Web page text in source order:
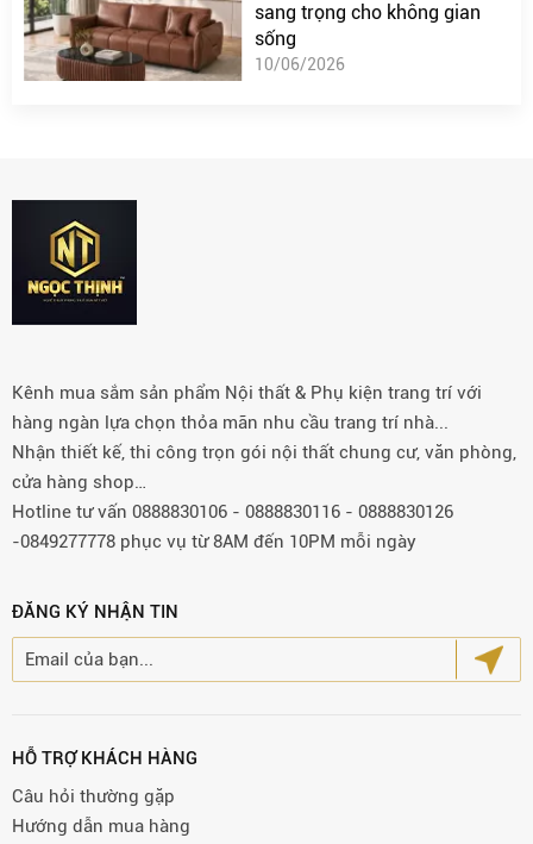
sang trọng cho không gian
sống
10/06/2026
Kênh mua sắm sản phẩm Nội thất & Phụ kiện trang trí với
hàng ngàn lựa chọn thỏa mãn nhu cầu trang trí nhà...
Nhận thiết kế, thi công trọn gói nội thất chung cư, văn phòng,
cửa hàng shop…
Hotline tư vấn 0888830106 - 0888830116 - 0888830126
-0849277778 phục vụ từ 8AM đến 10PM mỗi ngày
ĐĂNG KÝ NHẬN TIN
HỖ TRỢ KHÁCH HÀNG
Câu hỏi thường gặp
Hướng dẫn mua hàng